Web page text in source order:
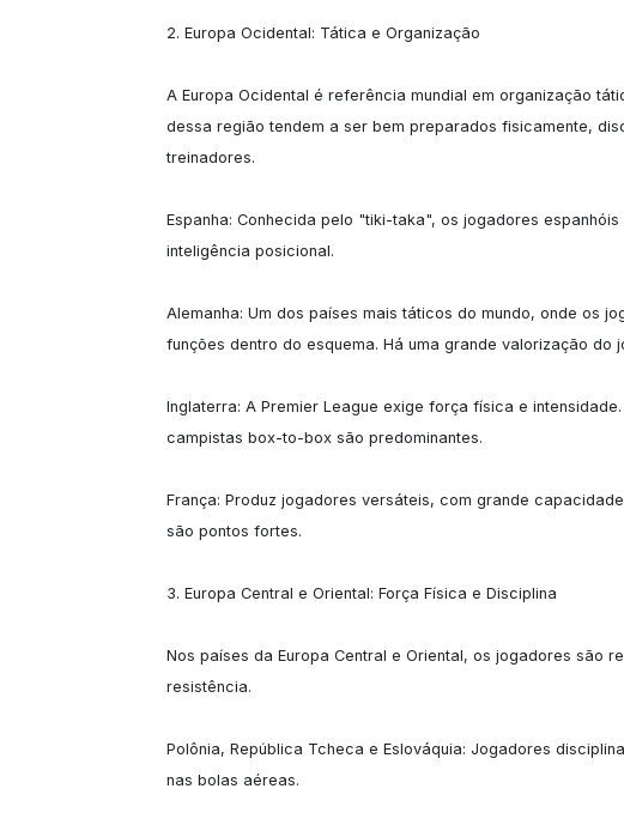
2. Europa Ocidental: Tática e Organização
A Europa Ocidental é referência mundial em organização
dessa região tendem a ser bem preparados fisicamente,
treinadores.
Espanha: Conhecida pelo "tiki-taka", os jogadores
inteligência posicional.
Alemanha: Um dos países mais táticos do mundo, onde os
funções dentro do esquema. Há uma grande valorização do
Inglaterra: A Premier League exige força física e
campistas box-to-box são predominantes.
França: Produz jogadores versáteis, com grande
são pontos fortes.
3. Europa Central e Oriental: Força Física e Disciplina
Nos países da Europa Central e Oriental, os jogadores são
resistência.
Polônia, República Tcheca e Eslováquia: Jogadores
nas bolas aéreas.